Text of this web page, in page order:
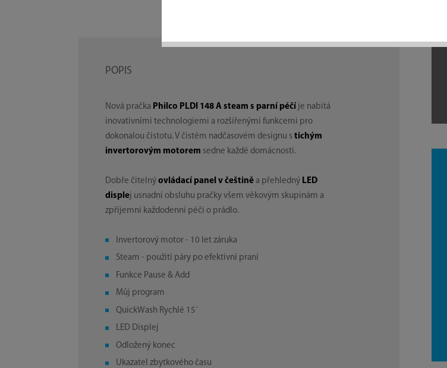
POPIS
Nová pračka Philco PLDI 148 A steam s parní péčí je nabitá
inovativními technologiemi a rozšířenými funkcemi pro
dokonalou čistotu. V čistém nadčasovém designu stichým
invertorovým motorem sedne každé domácnosti.
Dobře čitelnýovládací panel v češtině a přehledný LED
displej usnadní obsluhu pračky všem věkovým skupinám a
zpříjemní každodenní péči o prádlo.
Invertorový motor - 10 let záruka
Steam - použití páry po efektivní praní
Funkce Pause & Add
Můj program
QuickWash Rychlé 15´
LED Displej
Odložený konec
Ukazatel zbytkového času